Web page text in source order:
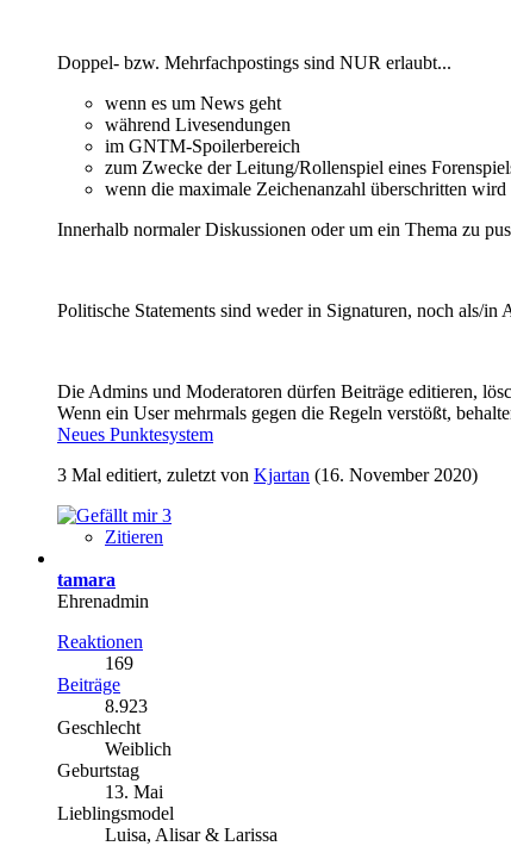
Doppel- bzw. Mehrfachpostings sind NUR erlaubt...
wenn es um News geht
während Livesendungen
im GNTM-Spoilerbereich
zum Zwecke der Leitung/Rollenspiel eines
wenn die maximale Zeichenanzahl überschritten wird
Innerhalb normaler Diskussionen oder um ein Thema zu
Politische Statements sind weder in Signaturen, noch als/in
Die Admins und Moderatoren dürfen Beiträge editieren,
Wenn ein User mehrmals gegen die Regeln verstößt,
Neues Punktesystem
3 Mal editiert, zuletzt von Kjartan (16. November 2020)
3
Zitieren
tamara
Ehrenadmin
Reaktionen
169
Beiträge
8.923
Geschlecht
Weiblich
Geburtstag
13. Mai
Lieblingsmodel
Luisa, Alisar & Larissa